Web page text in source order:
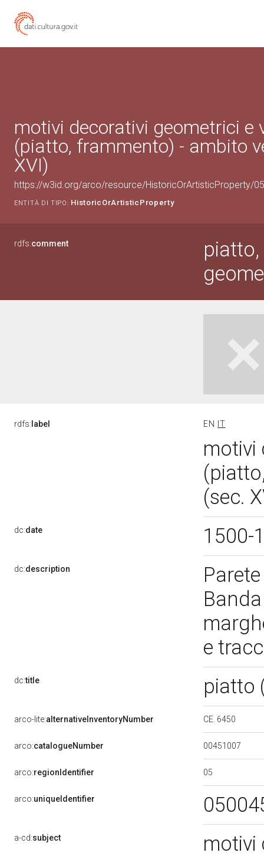
motivi decorativi geometrici e
(piatto, frammento) - ambito
XVI)
https://w3id.org/arco/resource/HistoricOrArtisticProperty/
ENTITÀ DI TIPO: HistoricOrArtisticProperty
rdfs:comment
rdfs: label EN IT
motivi
(sec.
dc:date 1500-
dc:description
e
dc:title piatto
arco-lite:alternativeInventoryNumber CE. 6450
arco:catalogueNumber 00451007
arco:regionIdentifier 05
arco:uniqueIdentifier
a-cd:subject motivi